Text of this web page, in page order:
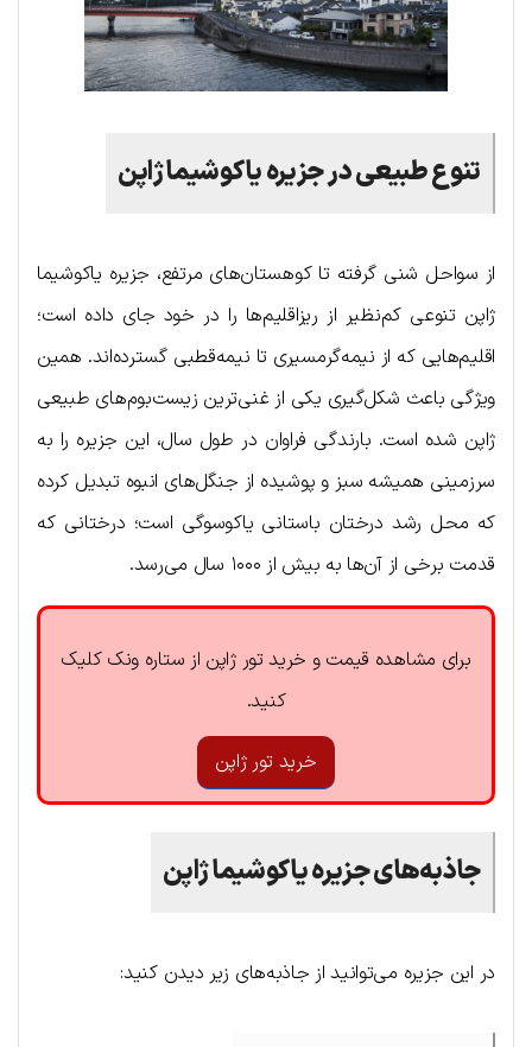
تنوع طبیعی در جزیره یاکوشیما ژاپن
از سواحل شنی گرفته تا کوهستان‌های مرتفع، جزیره یاکوشیما
ژاپن تنوعی کم‌نظیر از ریزاقلیم‌ها را در خود جای داده است؛
اقلیم‌هایی که از نیمه‌گرمسیری تا نیمه‌قطبی گسترده‌اند. همین
ویژگی باعث شکل‌گیری یکی از غنی‌ترین زیست‌بوم‌های طبیعی
ژاپن شده است. بارندگی فراوان در طول سال، این جزیره را به
سرزمینی همیشه سبز و پوشیده از جنگل‌های انبوه تبدیل کرده
که محل رشد درختان باستانی یاکوسوگی است؛ درختانی که
قدمت برخی از آن‌ها به بیش از ۱۰۰۰ سال می‌رسد.
برای مشاهده قیمت و خرید تور ژاپن از ستاره ونک کلیک
کنید.
خرید تور ژاپن
جاذبه‌های جزیره یاکوشیما ژاپن
در این جزیره می‌توانید از جاذبه‌های زیر دیدن کنید: